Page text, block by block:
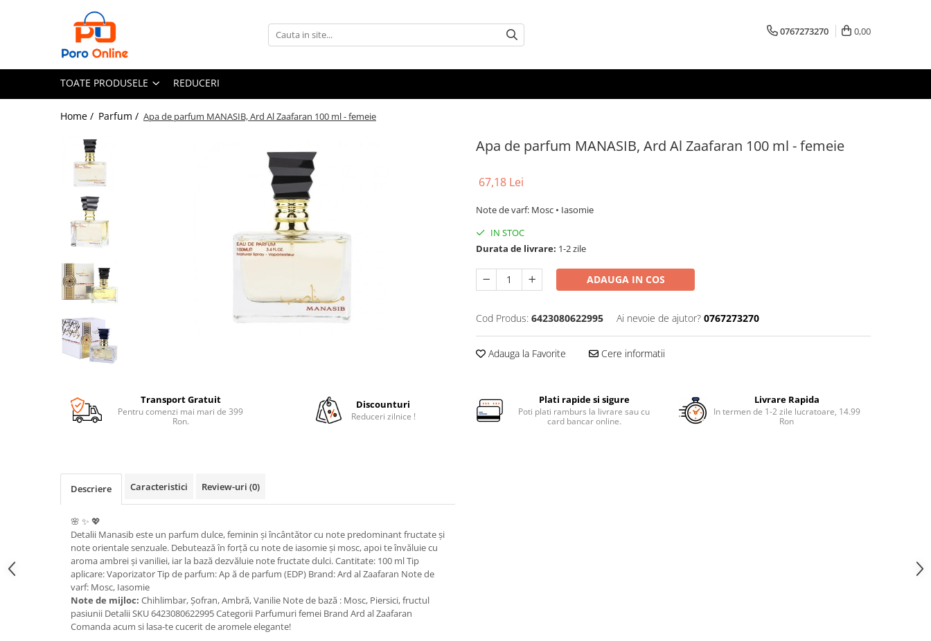
Toate Produsele
Parfumuri Arabesti
Parfum tip fiola
0767273270 0,00
TOATE PRODUSELE REDUCERI
Home / Parfum / Apa de parfum MANASIB, Ard Al Zaafaran 100 ml - femeie
Apa de parfum MANASIB, Ard Al Zaafaran 100 ml - femeie
67,18 Lei
Note de varf: Mosc • Iasomie
IN STOC
Durata de livrare: 1-2 zile
ADAUGA IN COS
Cod Produs: 6423080622995 Ai nevoie de ajutor? 0767273270
Adauga la Favorite Cere informatii
Transport Gratuit
Pentru comenzi mai mari de 399
Ron.
Discounturi
Reduceri zilnice !
Plati rapide si sigure
Poti plati ramburs la livrare sau cu
card bancar online.
Livrare Rapida
In termen de 1-2 zile lucratoare, 14.99
Ron
Descriere Caracteristici Review-uri (0)
🌸 ✨ 💖
Detalii Manasib este un parfum dulce, feminin și încântător cu note predominant fructate și
note orientale senzuale. Debutează în forță cu note de iasomie și mosc, apoi te învăluie cu
aroma ambrei și vaniliei, iar la bază dezvăluie note fructate dulci. Cantitate: 100 ml Tip
aplicare: Vaporizator Tip de parfum: Ap ă de parfum (EDP) Brand: Ard al Zaafaran Note de
varf: Mosc, Iasomie
Note de mijloc: Chihlimbar, Șofran, Ambră, Vanilie Note de bază : Mosc, Piersici, fructul
pasiunii Detalii SKU 6423080622995 Categorii Parfumuri femei Brand Ard al Zaafaran
Comanda acum si lasa-te cucerit de aromele elegante!